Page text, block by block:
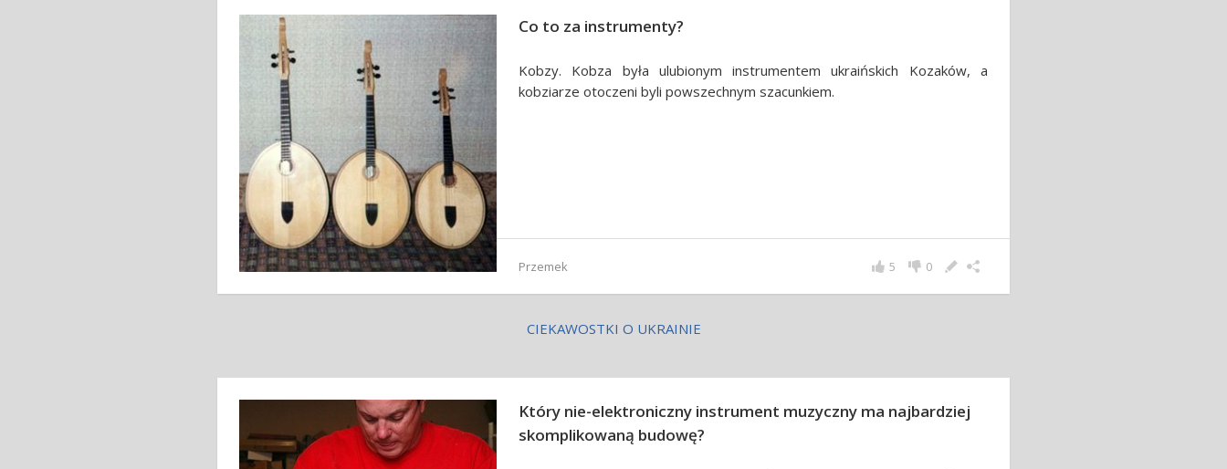
Co to za instrumenty?
Kobzy. Kobza była ulubionym instrumentem ukraińskich Kozaków, a
kobziarze otoczeni byli powszechnym szacunkiem.
Przemek 0
5
CIEKAWOSTKI O UKRAINIE
Który nie-elektroniczny instrument muzyczny ma najbardziej
skomplikowaną budowę?